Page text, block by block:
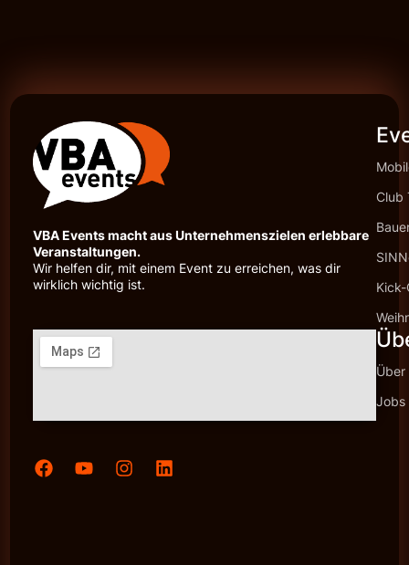
VBA Events macht aus Unternehmenszielen erlebbare
Veranstaltungen.
Wir helfen dir, mit einem Event zu erreichen, was dir
wirklich wichtig ist.
Club
Über
Jobs